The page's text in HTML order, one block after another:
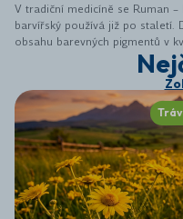
V tradiční medicíně se Ruman –
barvířský používá již po staletí.
obsahu barevných pigmentů v
barvení hedvábí. Krásnější
možné najít. I na Slovensku se
díky své schopnosti barvit
potřeby. Nás však zajímají
účinky.